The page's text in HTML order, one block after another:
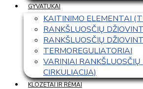
GYVATUKAI
KAITINIMO ELEMENTAI
RANKŠLUOSČIŲ
RANKŠLUOSČIŲ
TERMOREGULIATORIAI
VARINIAI
CIRKULIACIJA)
KLOZETAI IR RĖMAI